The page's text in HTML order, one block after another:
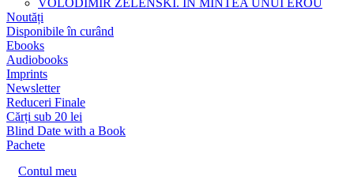
VOLODIMIR ZELENSKI. ÎN MINTEA UNUI EROU
Noutăți
Disponibile în curând
Ebooks
Audiobooks
Imprints
Newsletter
Reduceri Finale
Cărți sub 20 lei
Blind Date with a Book
Pachete
Contul meu